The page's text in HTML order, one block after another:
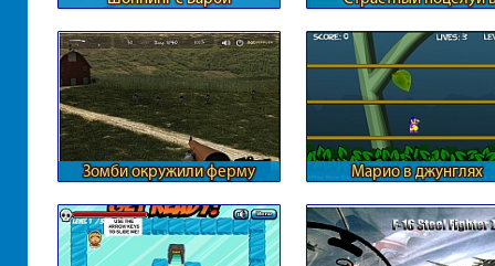
Зомби окружили ферму Марио в джунглях